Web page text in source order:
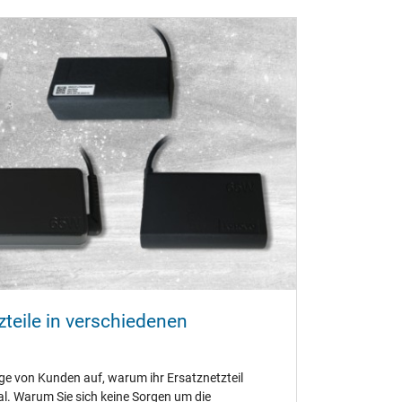
in verschiedenen
von Kunden auf, warum ihr Ersatznetzteil
Warum Sie sich keine Sorgen um die